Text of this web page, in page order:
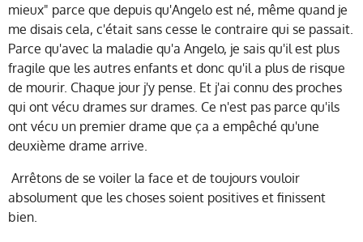
mieux" parce que depuis qu'Angelo est né, même quand je
me disais cela, c'était sans cesse le contraire qui se passait.
Parce qu'avec la maladie qu'a Angelo, je sais qu'il est plus
fragile que les autres enfants et donc qu'il a plus de risque
de mourir. Chaque jour j'y pense. Et j'ai connu des proches
qui ont vécu drames sur drames. Ce n'est pas parce qu'ils
ont vécu un premier drame que ça a empêché qu'une
deuxième drame arrive.
Arrêtons de se voiler la face et de toujours vouloir
absolument que les choses soient positives et finissent
bien.